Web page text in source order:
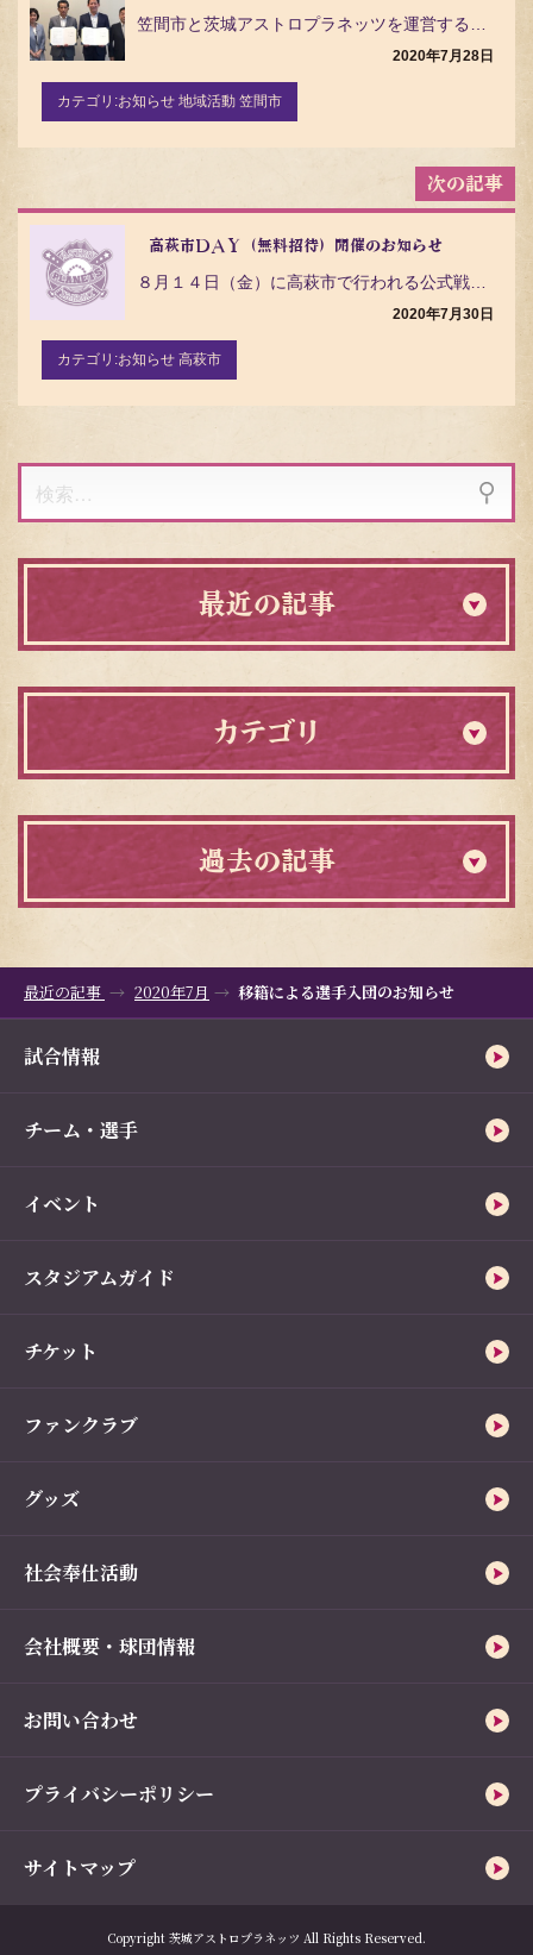
ゲ
ー
シ
2020年7月28日
カテゴリ:お知らせ 地域活動 笠間市
高萩市ＤＡＹ（無料招待）開催のお知らせ
８月１４日（金）に高萩市で行われる公式戦主催試合を『高萩市ＤＡＹ』として開催いたします。 試合日程 …
2020年7月30日
カテゴリ:お知らせ 高萩市
索:
最近の記事
カテゴリ
過去の記事
最近の記事 2020年7月 移籍による選手入団のお知らせ
試合情報
チーム・選手
イベント
スタジアムガイド
チケット
ファンクラブ
グッズ
社会奉仕活動
会社概要・球団情報
お問い合わせ
プライバシーポリシー
サイトマップ
Copyright 茨城アストロプラネッツ All Rights Reserved.